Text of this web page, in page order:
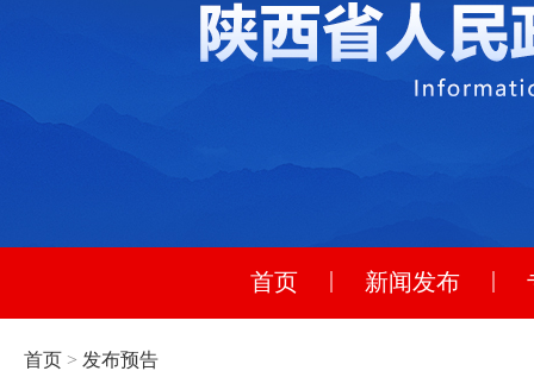
首页 | 新闻发布 |
首页 > 发布预告